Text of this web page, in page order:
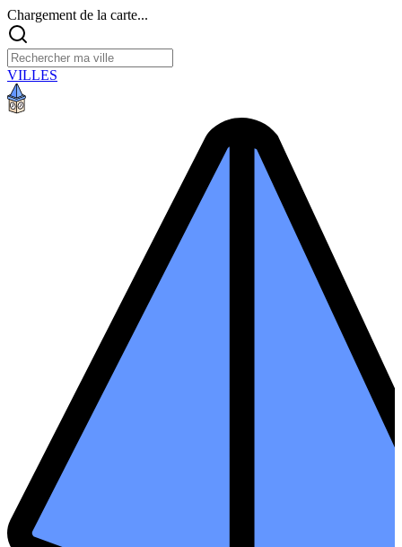
Chargement de la carte...
VILLES